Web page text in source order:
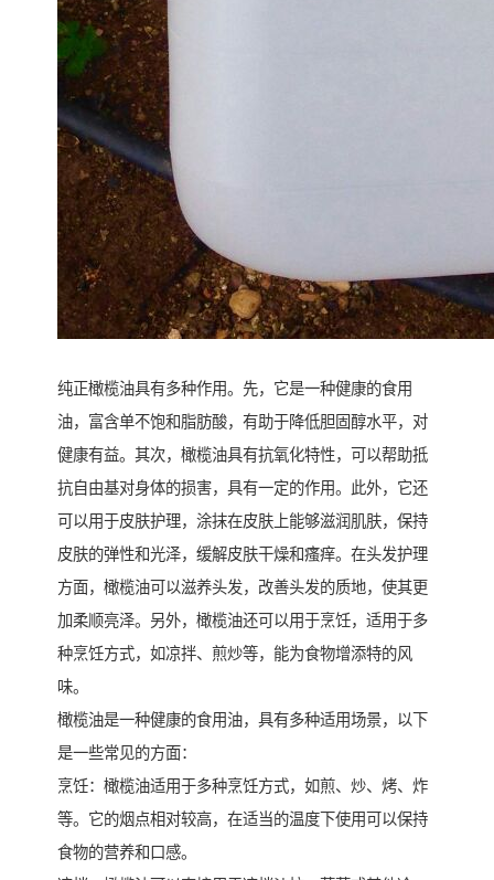
纯正橄榄油具有多种作用。先，它是一种健康的食用
油，富含单不饱和脂肪酸，有助于降低胆固醇水平，对
健康有益。其次，橄榄油具有抗氧化特性，可以帮助抵
抗自由基对身体的损害，具有一定的作用。此外，它还
可以用于皮肤护理，涂抹在皮肤上能够滋润肌肤，保持
皮肤的弹性和光泽，缓解皮肤干燥和瘙痒。在头发护理
方面，橄榄油可以滋养头发，改善头发的质地，使其更
加柔顺亮泽。另外，橄榄油还可以用于烹饪，适用于多
种烹饪方式，如凉拌、煎炒等，能为食物增添特的风
味。
橄榄油是一种健康的食用油，具有多种适用场景，以下
是一些常见的方面：
烹饪：橄榄油适用于多种烹饪方式，如煎、炒、烤、炸
等。它的烟点相对较高，在适当的温度下使用可以保持
食物的营养和口感。